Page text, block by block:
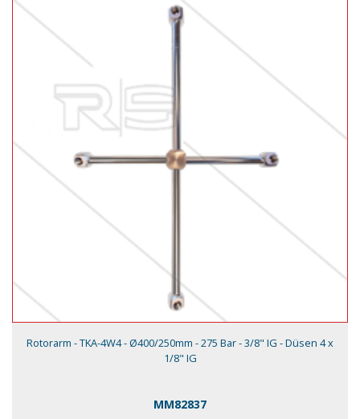
Rotorarm - TKA-4W4 - Ø400/250mm - 275 Bar - 3/8" IG - Düsen 4 x
1/8" IG
MM82837